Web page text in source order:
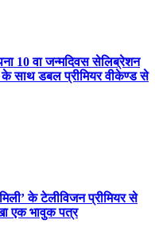
10 वा जन्मदिवस सेलिब्रेशन
साथ डबल प्रीमियर वीकेण्ड से
के टेलीविजन प्रीमियर से
एक भावुक पत्र